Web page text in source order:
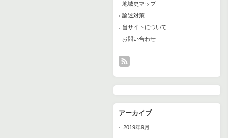
地域史マップ
論述対策
当サイトについて
お問い合わせ
アーカイブ
2019年9月